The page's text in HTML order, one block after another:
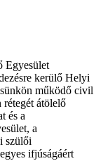
Egyesület
kerülő Helyi
működő civil
rétegét átölelő
és a
a
szülői
ifjúságáért